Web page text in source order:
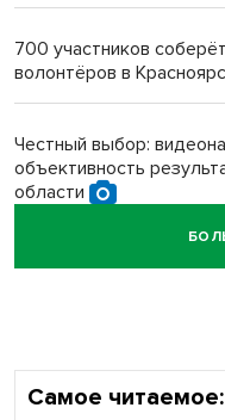
700 участников
волонтёров в
Честный выбор:
объективность
области
Кибертанки пошли в
Самое читаемое: